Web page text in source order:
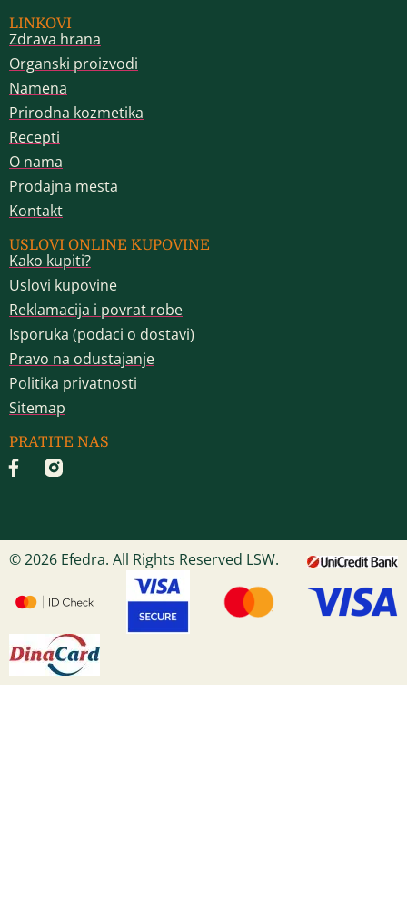
LINKOVI
Zdrava hrana
Organski proizvodi
Namena
Prirodna kozmetika
Recepti
O nama
Prodajna mesta
Kontakt
USLOVI ONLINE KUPOVINE
Kako kupiti?
Uslovi kupovine
Reklamacija i povrat robe
Isporuka (podaci o dostavi)
Pravo na odustajanje
Politika privatnosti
Sitemap
PRATITE NAS
© 2026 Efedra. All Rights Reserved LSW.